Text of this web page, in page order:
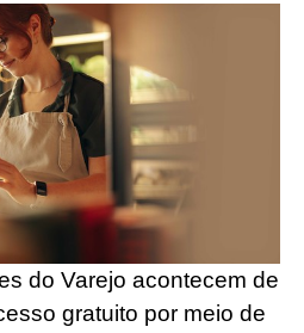
do Varejo acontecem de
gratuito por meio de